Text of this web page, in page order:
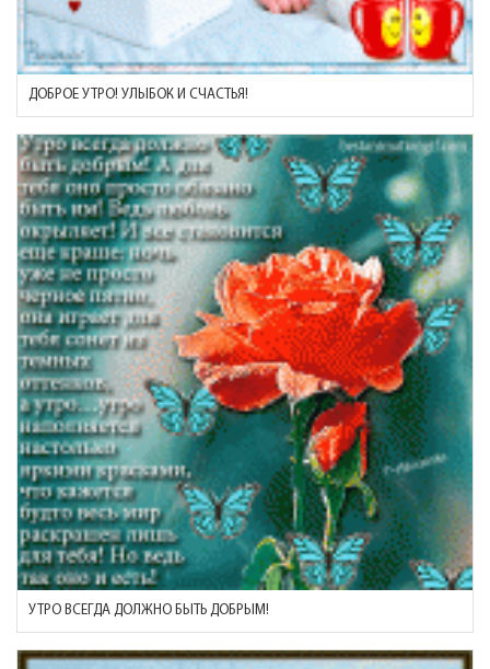
ДОБРОЕ УТРО! УЛЫБОК И СЧАСТЬЯ!
УТРО ВСЕГДА ДОЛЖНО БЫТЬ ДОБРЫМ!